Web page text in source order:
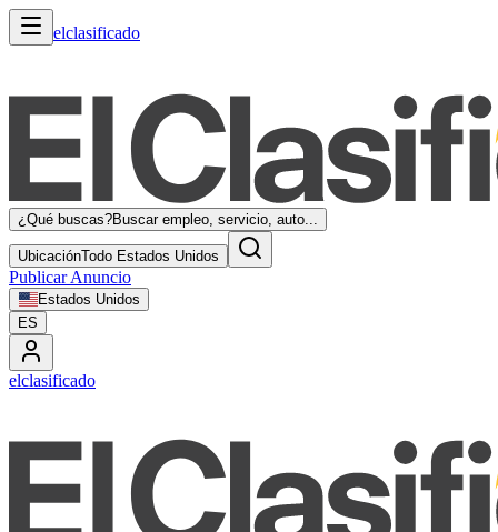
elclasificado
¿Qué buscas?Buscar empleo, servicio, auto...
UbicaciónTodo Estados Unidos
Publicar Anuncio
Estados Unidos
ES
elclasificado